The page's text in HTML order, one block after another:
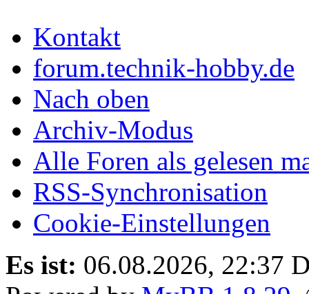
Kontakt
forum.technik-hobby.de
Nach oben
Archiv-Modus
Alle Foren als gelesen
RSS-Synchronisation
Cookie-Einstellungen
Es ist: 06.08.2026, 22:37